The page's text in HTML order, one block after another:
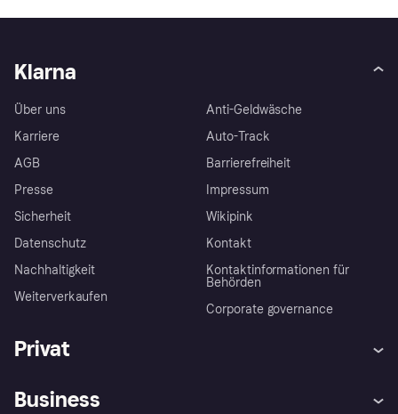
Klarna
Über uns
Karriere
AGB
Presse
Sicherheit
Datenschutz
Nachhaltigkeit
Weiterverkaufen
Anti-Geldwäsche
Auto-Track
Barrierefreiheit
Impressum
Wikipink
Kontakt
Kontaktinformationen für
Behörden
Corporate governance
Privat
Business